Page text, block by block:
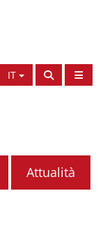
IT
Attualità